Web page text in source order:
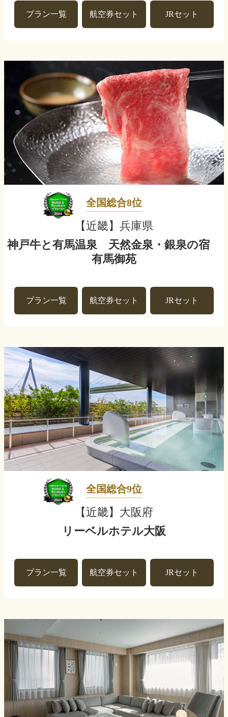
プラン一覧 航空券セット JRセット
全国総合8位
【近畿】兵庫県
神戸牛と有馬温泉 天然金泉・銀泉の宿
有馬御苑
プラン一覧 航空券セット JRセット
全国総合9位
【近畿】大阪府
リーベルホテル大阪
プラン一覧 航空券セット JRセット